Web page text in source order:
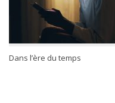
Dans l’ère du temps